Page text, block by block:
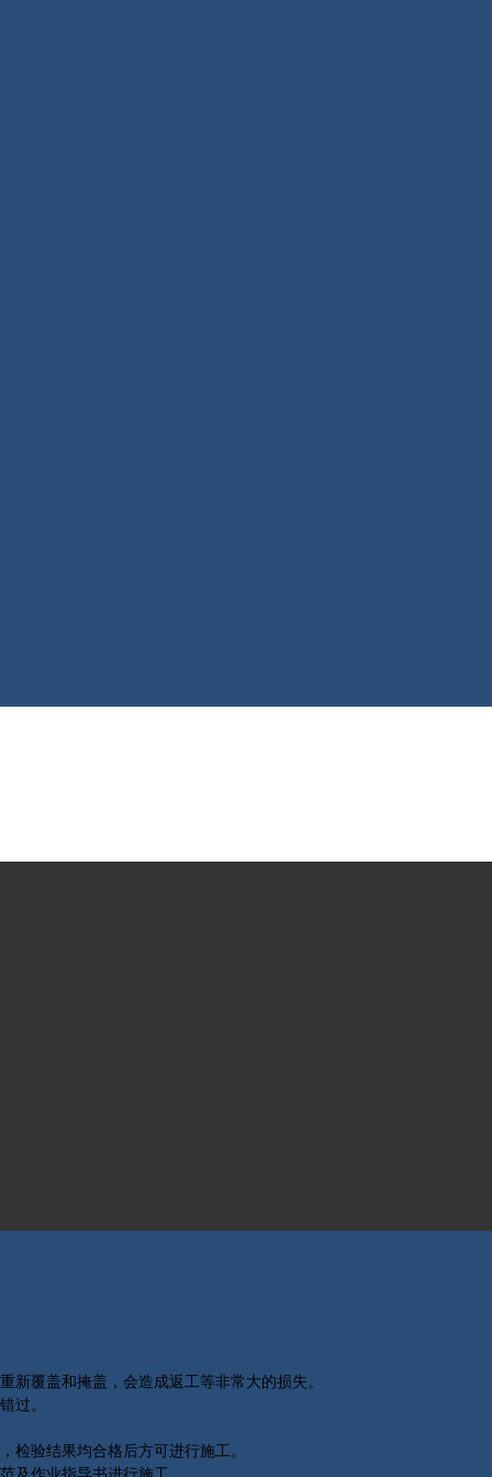
覆盖和掩盖，会造成返工等非常大的损失。
过。
验结果均合格后方可进行施工。
作业指导书进行施工。